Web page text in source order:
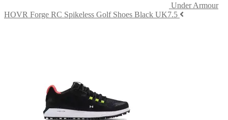
Under Armour
HOVR Forge RC Spikeless Golf Shoes Black UK7.5